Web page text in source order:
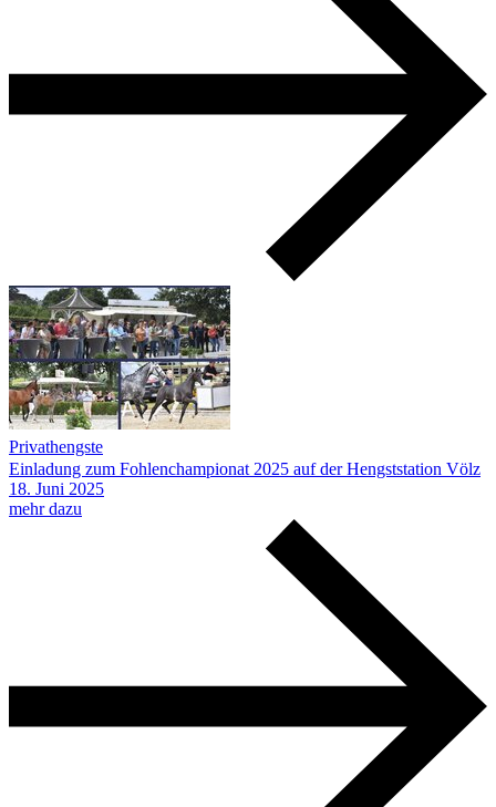
Privathengste
Einladung zum Fohlenchampionat 2025 auf der Hengststation Völz
18. Juni 2025
mehr dazu